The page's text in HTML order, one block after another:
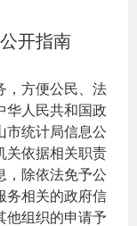
开指南
，方便公民、法
华人民共和国政
市统计局信息公
关依据相关职责
，除依法免予公
务相关的政府信
他组织的申请予